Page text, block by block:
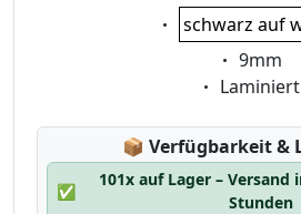
Eigenschaft:
schwarz auf
9mm
Eigenschaft:
Laminiert
📦 Lagerstatus:
Verfügbarkeit &
✅
101x auf Lager – Versand
Stunden